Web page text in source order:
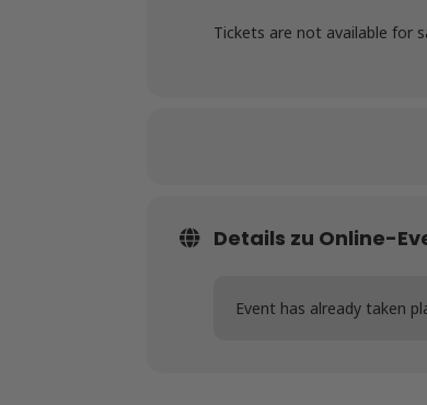
Tickets are not available for
Details zu Online-
Event has already taken